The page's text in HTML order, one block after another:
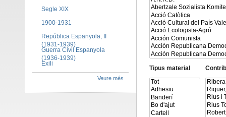
Tipus material
Segle XIX
1900-1931
República Espanyola, II
(1931-1939)
Guerra Civil Espanyola
(1936-1939)
Exili
Veure més